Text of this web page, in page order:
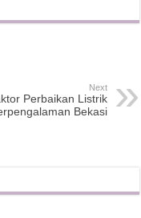
Next
Perbaikan Listrik
Bekasi